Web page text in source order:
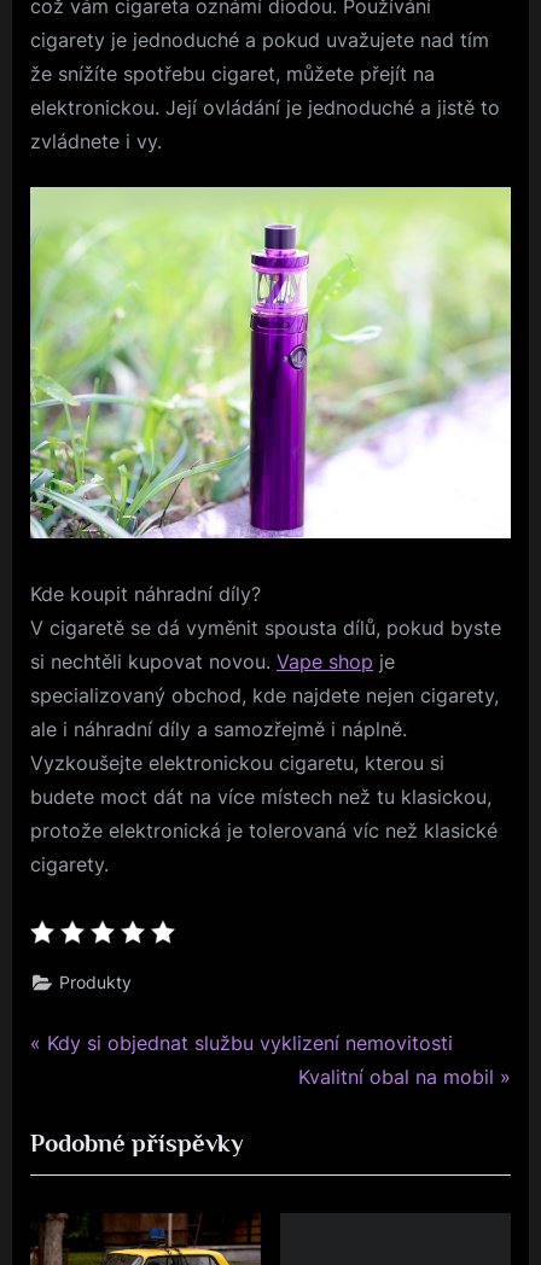
což vám cigareta oznámí diodou. Používání
cigarety je jednoduché a pokud uvažujete nad tím
že snížíte spotřebu cigaret, můžete přejít na
elektronickou. Její ovládání je jednoduché a jistě to
zvládnete i vy.
Kde koupit náhradní díly?
V cigaretě se dá vyměnit spousta dílů, pokud byste
si nechtěli kupovat novou. Vape shop je
specializovaný obchod, kde najdete nejen cigarety,
ale i náhradní díly a samozřejmě i náplně.
Vyzkoušejte elektronickou cigaretu, kterou si
budete moct dát na více místech než tu klasickou,
protože elektronická je tolerovaná víc než klasické
cigarety.
Produkty
Navigace
příspěvek
P
v
i
o
u
Kdy si objednat službu vyklizení nemovitosti
N
t
P
Kvalitní obal na mobil
Podobné příspěvky